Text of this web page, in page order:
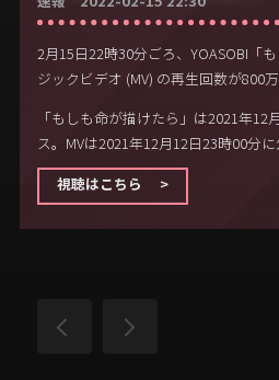
2月15日22時30分ごろ、YOASOBI「
ジックビデオ (MV) の再生回数が800
「もしも命が描けたら」は2021年12
ス。MVは2021年12月12日23時00分に
視聴はこちら